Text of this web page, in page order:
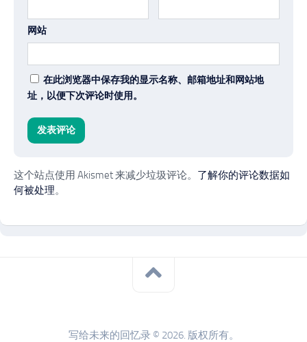
网站
在此浏览器中保存我的显示名称、邮箱地址和网站地
址，以便下次评论时使用。
这个站点使用 Akismet 来减少垃圾评论。 了解你的评论数据如
何被处理。
写给未来的回忆录 © 2026. 版权所有。